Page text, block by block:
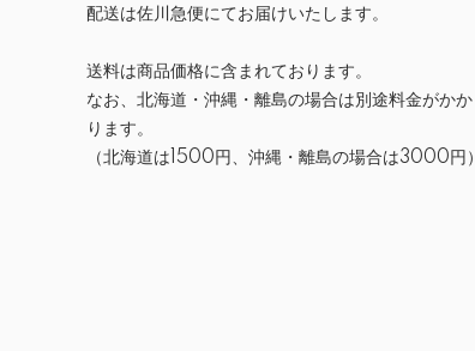
配送は佐川急便にてお届けいたします。
送料は商品価格に含まれております。
なお、北海道・沖縄・離島の場合は別途料金がかか
ります。
（北海道は1500円、沖縄・離島の場合は3000円）